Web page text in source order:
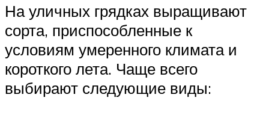
На уличных грядках выращивают
сорта, приспособленные к
условиям умеренного климата и
короткого лета. Чаще всего
выбирают следующие виды: